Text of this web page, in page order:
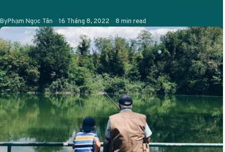
ByPhạm Ngọc Tân Published
16 Tháng 8, 2022 8 min read